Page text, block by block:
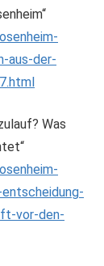
aus-der-
Was
vor-den-